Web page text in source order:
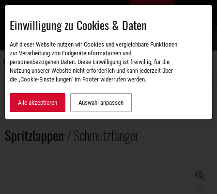
Zum
Spritzlappen / Schmutzfänger
Einwilligung zu Cookies & Daten
Auf dieser Website nutzen wir Cookies und vergleichbare Funktionen
zur Verarbeitung von Endgeräteinformationen und
personenbezogenen Daten. Diese Einwilligung ist freiwillig, für die
Nutzung unserer Website nicht erforderlich und kann jederzeit über
die „Cookie-Einstellungen“ im Footer widerrufen werden.
Alle akzeptieren Auswahl anpassen